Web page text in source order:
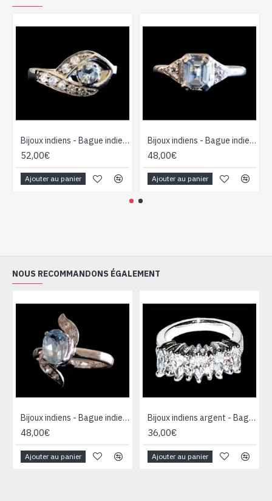
Bijoux indiens - Bague indienne rhodiée Topaze
52,00€
Ajouter au panier
Bijoux indiens - Bague indienne rhodiée Topaze
48,00€
Ajouter au panier
NOUS RECOMMANDONS ÉGALEMENT
Bijoux indiens - Bague indienne rhodiée Topaze
48,00€
Ajouter au panier
Bijoux indiens argent - Bague indienne oxyde de Zirconium
36,00€
Ajouter au panier